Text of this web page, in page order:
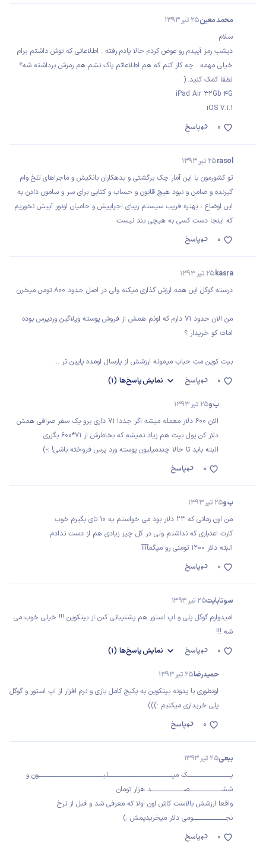
محمد معین25 تیر 1393
سلام
دیشب رمز آیپدم رو عوض کردم حالا یادم رفته . اطلاعاتی که توش داشتم برام
خیلی مهمه . چه کار کنم که هم اطلاعاتم پاک نشم هم رمزش برداشته شه؟
لطفا کمک کنید.:(
iPad Air 32Gb 4G
iOS 7.1.1
پاسخ
0
rasol25 تیر 1393
تو کشورمون با این آمار چک برگشتی و بدهکاران بانکیش و ماجراهای تلخ وام
گیرنده و ضامن و نبود هیچ قانون و حساب و کتابی برای سر و سامون دادن به
این اوضاع ، بهتره فریب سیستم زیبای اجراییش و حامیان اونور آبیش نخوریم
که اینجا دست کسی به هیچی بند نیست
پاسخ
0
kasra25 تیر 1393
درسته گوگل این همه ارزش گذاری میکنه ولی در اصل حدود 800 تومن میخرن
من الان حدود 71 دارم که اونم همش از فروش پوسته وپلاگین وردپرس بوده
امات کو خریدار ؟
بیت کوین مثِ حباب میمونه ارزشش از پارسال اومده پایین تر ...
پاسخ
نمایشپاسخ‌ها (1) 0
ب و25 تیر 1393
الان 600 دلار معمله میشه اگر جددا 71 داری برو یک سفر صرافی همش
دلار کن پول بیت هم زیاد نمیشه که بخاطرش از 71*600 بگزری
البته باید تا حالا چندمیلیون پوسته ورد پرس فروخته باشی! :-)
پاسخ
0
ب و25 تیر 1393
من اون زمانی که 23 دلار بود می خواستم یه 10 تای بگیرم خوب
کارت اعتباری که نداشتم ولی در کل چیز زیادی هم از دست ندادم
البته دلار 1200 تومنی رو میگمآآآآ
پاسخ
0
سوتابایت25 تیر 1393
امیدوارم گوگل پلی و اپ استور هم پشتیبانی کنن از بیتکوین !!! خیلی خوب می
شه !!!
پاسخ
نمایشپاسخ‌ها (1) 0
حمیدرضا25 تیر 1393
اونطوری با یدونه بیتکوین به پکیج کامل بازی و نرم افزار از اپ استور و گوگل
پلی خریداری میکنیم :)))
پاسخ
0
ببعی25 تیر 1393
یــــــــــــــــــــــــــــــــــــک میــــــــــــــــــــــــــــــــــــــــــــــــــــــلیــــــــــــــــــــــــــــــــــــــــــــــــــــــون و
ششـــــــــــــــــــــــــــصـــــــــــــــــــــــــــد هزار تومان
واقعا ارزشش بالاست کاش اون اولا که معرفی شد و قبل از نرخ
نجـــــــــــــــــــــــــــومی دلار میخریدیمش :)
پاسخ
0